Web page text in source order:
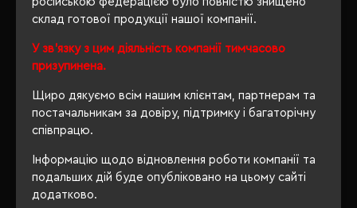
склад готової продукції нашої компанії.
У зв'язку з цим діяльність компанії тимчасово
призупинена.
Щиро дякуємо всім нашим клієнтам, партнерам та
постачальникам за довіру, підтримку і багаторічну
співпрацю.
Інформацію щодо відновлення роботи компанії та
подальших дій буде опубліковано на цьому сайті
додатково.